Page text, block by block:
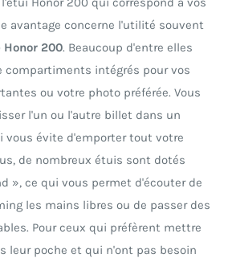
avantage concerne l'utilité souvent
Honor 200. Beaucoup d'entre elles
compartiments intégrés pour vos
ou votre photo préférée. Vous
l'un ou l'autre billet dans un
vous évite d'emporter tout votre
de nombreux étuis sont dotés
», ce qui vous permet d'écouter de
les mains libres ou de passer des
Pour ceux qui préfèrent mettre
leur poche et qui n'ont pas besoin